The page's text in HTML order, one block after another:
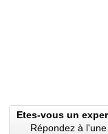
Etes-vous un
Répondez à